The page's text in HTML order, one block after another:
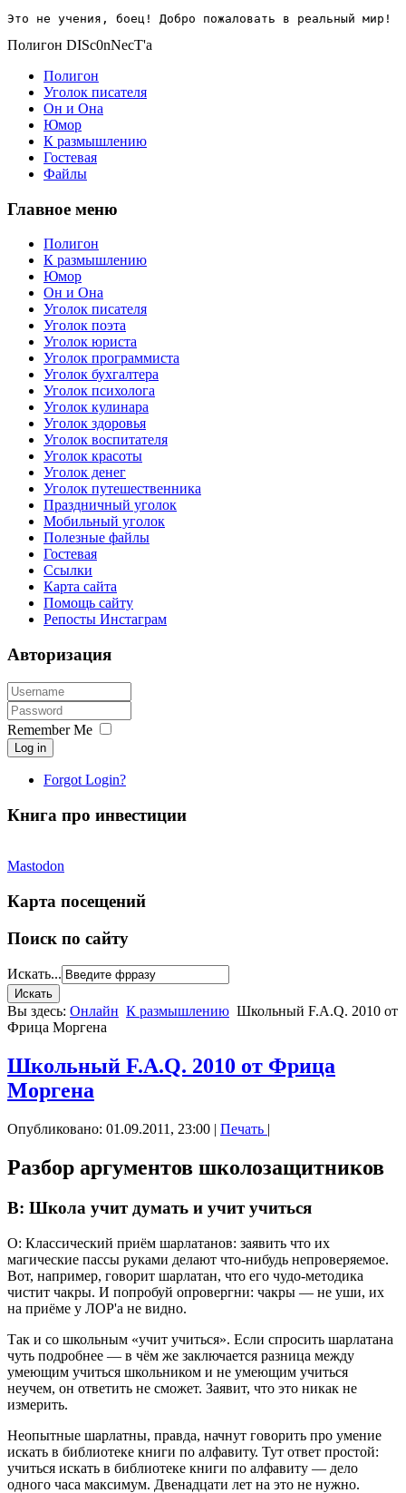
Это не учения, боец! Добро пожаловать в реальный мир!
Полигон DISc0nNecT'a
Полигон
Уголок писателя
Он и Она
Юмор
К размышлению
Гостевая
Файлы
Главное меню
Полигон
К размышлению
Юмор
Он и Она
Уголок писателя
Уголок поэта
Уголок юриста
Уголок программиста
Уголок бухгалтера
Уголок психолога
Уголок кулинара
Уголок здоровья
Уголок воспитателя
Уголок красоты
Уголок денег
Уголок путешественника
Праздничный уголок
Мобильный уголок
Полезные файлы
Гостевая
Ссылки
Карта сайта
Помощь сайту
Репосты Инстаграм
Авторизация
Remember Me
Log in
Forgot Login?
Книга про инвестиции
Mastodon
Карта посещений
Поиск по сайту
Искать...
Вы здесь: Онлайн К размышлению Школьный F.A.Q. 2010 от
Фрица Моргена
Школьный F.A.Q. 2010 от Фрица
Моргена
Опубликовано: 01.09.2011, 23:00 | Печать |
Разбор аргументов школозащитников
В: Школа учит думать и учит учиться
О: Классический приём шарлатанов: заявить что их
магические пассы руками делают что-нибудь непроверяемое.
Вот, например, говорит шарлатан, что его чудо-методика
чистит чакры. И попробуй опровергни: чакры — не уши, их
на приёме у ЛОР'а не видно.
Так и со школьным «учит учиться». Если спросить шарлатана
чуть подробнее — в чём же заключается разница между
умеющим учиться школьником и не умеющим учиться
неучем, он ответить не сможет. Заявит, что это никак не
измерить.
Неопытные шарлатны, правда, начнут говорить про умение
искать в библиотеке книги по алфавиту. Тут ответ простой:
учиться искать в библиотеке книги по алфавиту — дело
одного часа максимум. Двенадцати лет на это не нужно.